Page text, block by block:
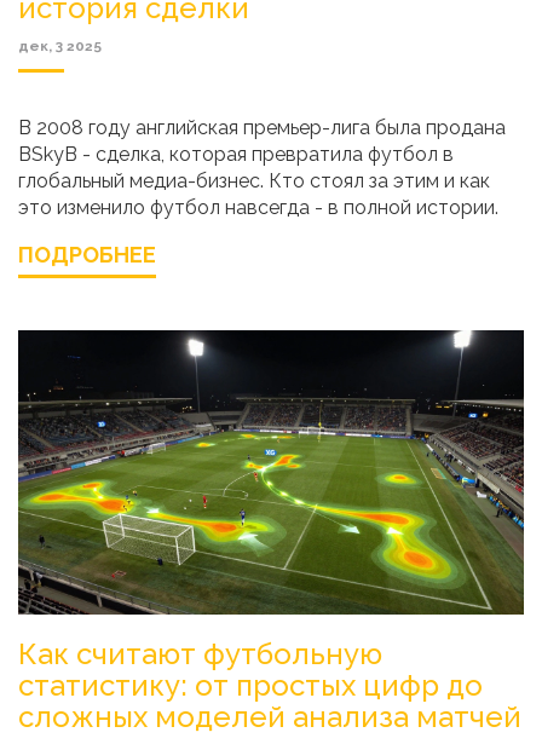
история сделки
дек, 3 2025
В 2008 году английская премьер-лига была продана
BSkyB - сделка, которая превратила футбол в
глобальный медиа-бизнес. Кто стоял за этим и как
это изменило футбол навсегда - в полной истории.
ПОДРОБНЕЕ
Как считают футбольную
статистику: от простых цифр до
сложных моделей анализа матчей